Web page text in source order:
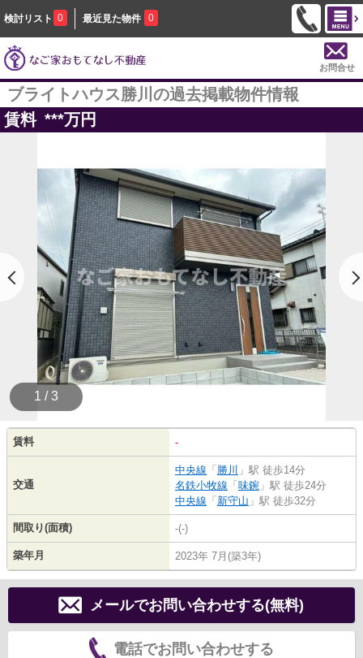
検討リスト 0 最近見た物件 0
お問合せ
ブライトハウス勝川の過去掲載物件情報
賃料 ***万円
1 / 3
賃料 -
交通
中央線 「 勝川 」駅 徒歩14分
名鉄小牧線 「 味鋺 」駅 徒歩24分
中央線 「 新守山 」駅 徒歩32分
間取り(面積) -(-)
築年月 2023年 7月(築3年)
メールでお問い合わせする(無料)
電話でお問い合わせする